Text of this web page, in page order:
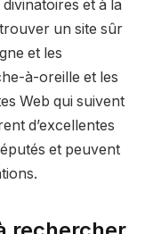
et à la
un site sûr
et les
à-oreille et les
Web qui suivent
d’excellentes
et peuvent